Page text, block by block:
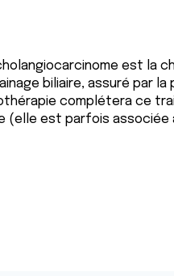
est la
biliaire, assuré par la
complétera ce
(elle est parfois associée